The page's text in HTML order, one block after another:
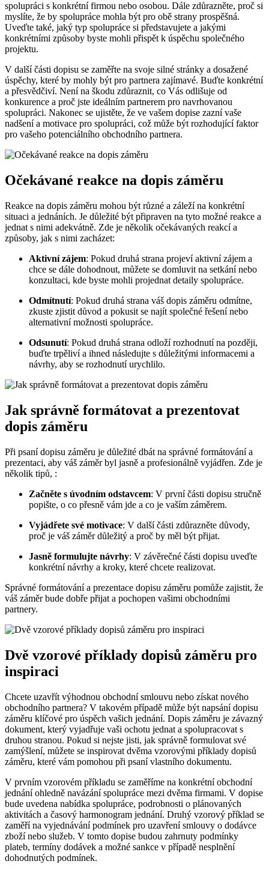
spolupráci s konkrétní firmou nebo osobou. Dále zdůrazněte, proč si
myslíte, že by spolupráce mohla být pro obě strany prospěšná.
Uveďte také, jaký typ spolupráce si představujete a jakými
konkrétními způsoby byste mohli přispět k úspěchu společného
projektu.
V další části dopisu se zaměřte na svoje silné stránky a dosažené
úspěchy, které by mohly být pro partnera zajímavé. Buďte konkrétní
a přesvědčiví. Není na škodu zdůraznit, co Vás odlišuje od
konkurence a proč jste ideálním partnerem pro navrhovanou
spolupráci. Nakonec se ujistěte, že ve vašem dopise zazní vaše
nadšení a motivace pro spolupráci, což může být rozhodující faktor
pro vašeho potenciálního obchodního partnera.
Očekávané reakce na dopis záměru
Reakce na dopis záměru mohou být různé a záleží na konkrétní
situaci a jednáních. Je důležité být připraven na tyto možné reakce a
jednat s nimi adekvátně. Zde je několik očekávaných reakcí a
způsoby, jak s nimi zacházet:
Aktivní zájem: Pokud druhá strana projeví aktivní zájem a
chce se dále dohodnout, můžete se domluvit na setkání nebo
konzultaci, kde byste mohli projednat detaily spolupráce.
Odmítnutí: Pokud druhá strana váš dopis záměru odmítne,
zkuste zjistit důvod a pokusit se najít společné řešení nebo
alternativní možnosti spolupráce.
Odsunutí: Pokud druhá strana odloží rozhodnutí na později,
buďte trpěliví a ihned následujte s důležitými informacemi a
návrhy, aby se rozhodnutí urychlilo.
Jak správně formátovat a prezentovat
dopis záměru
Při psaní dopisu záměru je důležité dbát na správné formátování a
prezentaci, aby váš záměr byl jasně a profesionálně vyjádřen. Zde je
několik tipů, :
Začněte s úvodním odstavcem: V první části dopisu stručně
popište, o co přesně vám jde a co je vaším záměrem.
Vyjádřete své motivace: V další části zdůrazněte důvody,
proč je váš záměr důležitý a proč by měl být přijat.
Jasně formulujte návrhy: V závěrečné části dopisu uveďte
konkrétní návrhy a kroky, které chcete realizovat.
Správné formátování a prezentace dopisu záměru pomůže zajistit, že
váš záměr bude dobře přijat a pochopen vašimi obchodními
partnery.
Dvě vzorové příklady dopisů záměru pro
inspiraci
Chcete uzavřít výhodnou obchodní smlouvu nebo získat nového
obchodního partnera? V takovém případě může být napsání dopisu
záměru klíčové pro úspěch vašich jednání. Dopis záměru je závazný
dokument, který vyjadřuje vaši ochotu jednat a spolupracovat s
druhou stranou. Pokud si nejste jisti, jak správně formulovat své
zamýšlení, můžete se inspirovat dvěma vzorovými příklady dopisů
záměru, které vám pomohou při psaní vlastního dokumentu.
V prvním vzorovém příkladu se zaměříme na konkrétní obchodní
jednání ohledně navázání spolupráce mezi dvěma firmami. V dopise
bude uvedena nabídka spolupráce, podrobnosti o plánovaných
aktivitách a časový harmonogram jednání. Druhý vzorový příklad se
zaměří na vyjednávání podmínek pro uzavření smlouvy o dodávce
zboží nebo služeb. V tomto dopise budou zahrnuty podmínky
plateb, termíny dodávek a možné sankce v případě nesplnění
dohodnutých podmínek.